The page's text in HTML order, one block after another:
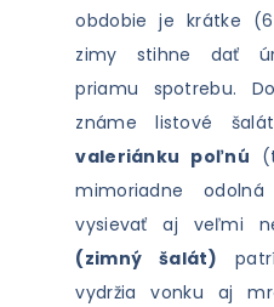
obdobie je krátke
zimy stihne dať
priamu spotrebu.
známe listové
valeriánku poľnú
mimoriadne
vysievať aj veľmi
(zimný šalát)
vydržia vonku aj